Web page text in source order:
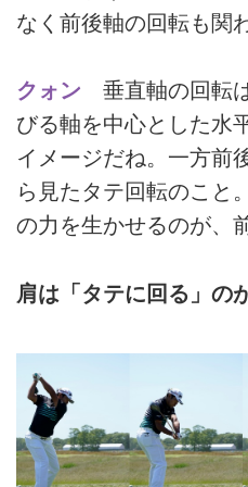
なく前後軸の回転も関
クォン 垂直軸の回転
びる軸を中心とした水
イメージだね。一方前
ら見たタテ回転のこと
の力を生かせるのが、
肩は「タテに回る」の